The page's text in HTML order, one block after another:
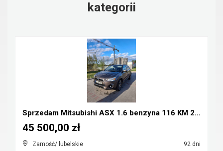
kategorii
Sprzedam Mitsubishi ASX 1.6 benzyna 116 KM 2016r
Zamość/ lubelskie 92 dni
45 500,00 zł